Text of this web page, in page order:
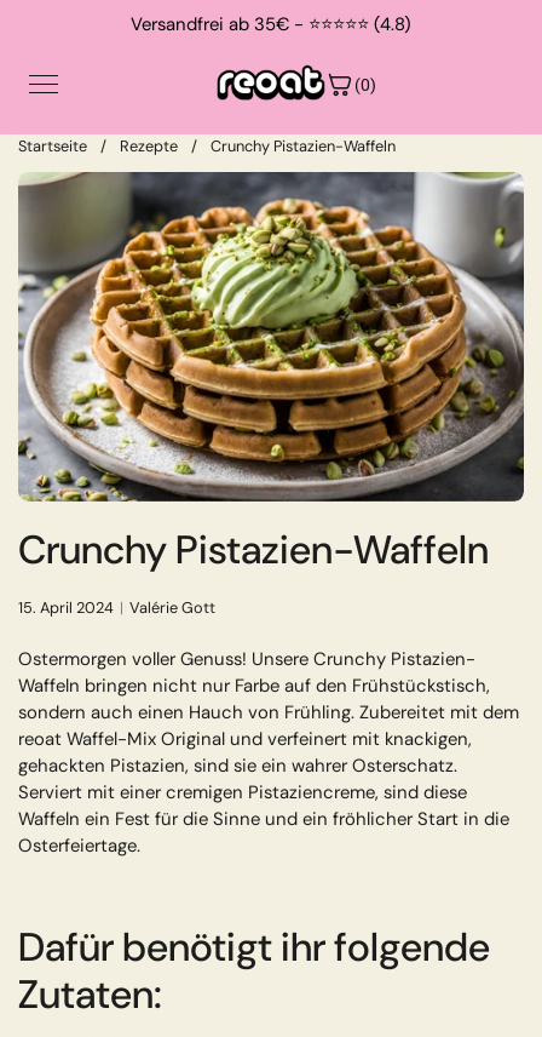
Zum Inhalt springenVersandfrei ab 35€ - ⭐⭐⭐⭐⭐ (4.8)
Shop
Contact
About
Suche
Login
(0)
Startseite / Rezepte / Crunchy Pistazien-Waffeln
Crunchy Pistazien-Waffeln
15. April 2024 Valérie Gott
Ostermorgen voller Genuss! Unsere Crunchy Pistazien-
Waffeln bringen nicht nur Farbe auf den Frühstückstisch,
sondern auch einen Hauch von Frühling. Zubereitet mit dem
reoat Waffel-Mix Original und verfeinert mit knackigen,
gehackten Pistazien, sind sie ein wahrer Osterschatz.
Serviert mit einer cremigen Pistaziencreme, sind diese
Waffeln ein Fest für die Sinne und ein fröhlicher Start in die
Osterfeiertage.
Dafür benötigt ihr folgende
Zutaten: